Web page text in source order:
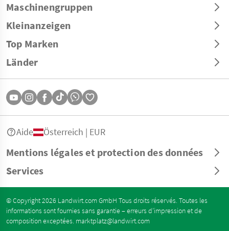
Maschinengruppen
Kleinanzeigen
Top Marken
Länder
Mentions légales et protection des données
Services
Aide Österreich | EUR
© Copyright 2026 Landwirt.com GmbH Tous droits réservés. Toutes les
informations sont fournies sans garantie – erreurs d’impression et de
composition exceptées. marktplatz@landwirt.com